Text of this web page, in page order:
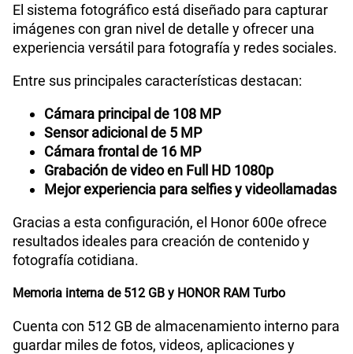
El sistema fotográfico está diseñado para capturar
imágenes con gran nivel de detalle y ofrecer una
experiencia versátil para fotografía y redes sociales.
Entre sus principales características destacan:
Cámara principal de 108 MP
Sensor adicional de 5 MP
Cámara frontal de 16 MP
Grabación de video en Full HD 1080p
Mejor experiencia para selfies y videollamadas
Gracias a esta configuración, el Honor 600e ofrece
resultados ideales para creación de contenido y
fotografía cotidiana.
Memoria interna de 512 GB y HONOR RAM Turbo
Cuenta con 512 GB de almacenamiento interno para
guardar miles de fotos, videos, aplicaciones y